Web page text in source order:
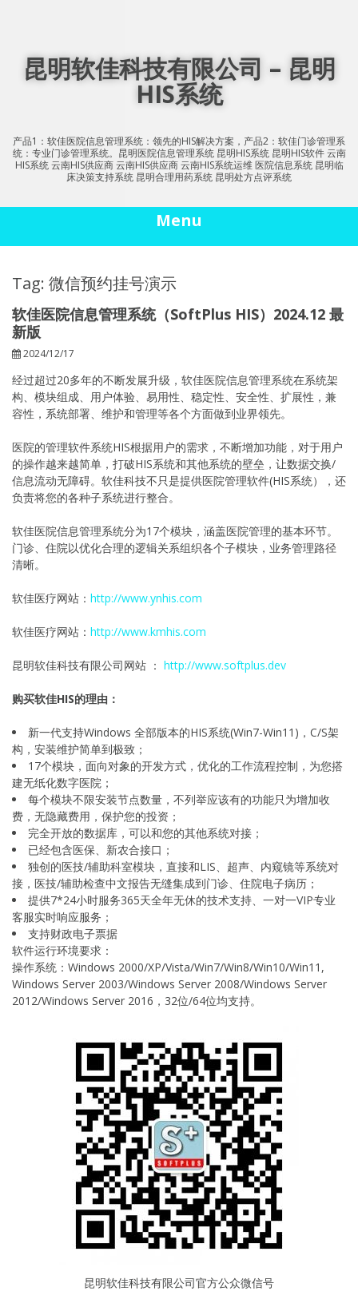
昆明软佳科技有限公司 – 昆明
HIS系统
产品1：软佳医院信息管理系统：领先的HIS解决方案，产品2：软佳门诊管理系
统：专业门诊管理系统。昆明医院信息管理系统 昆明HIS系统 昆明HIS软件 云南
HIS系统 云南HIS供应商 云南HIS供应商 云南HIS系统运维 医院信息系统 昆明临
床决策支持系统 昆明合理用药系统 昆明处方点评系统
Menu
Tag: 微信预约挂号演示
软佳医院信息管理系统（SoftPlus HIS）2024.12 最
新版
2024/12/17
经过超过20多年的不断发展升级，软佳医院信息管理系统在系统架
构、模块组成、用户体验、易用性、稳定性、安全性、扩展性，兼
容性，系统部署、维护和管理等各个方面做到业界领先。
医院的管理软件系统HIS根据用户的需求，不断增加功能，对于用户
的操作越来越简单，打破HIS系统和其他系统的壁垒，让数据交换/
信息流动无障碍。软佳科技不只是提供医院管理软件(HIS系统），还
负责将您的各种子系统进行整合。
软佳医院信息管理系统分为17个模块，涵盖医院管理的基本环节。
门诊、住院以优化合理的逻辑关系组织各个子模块，业务管理路径
清晰。
软佳医疗网站： http://www.ynhis.com
软佳医疗网站： http://www.kmhis.com
昆明软佳科技有限公司网站 ： http://www.softplus.dev
购买软佳HIS的理由：
新一代支持Windows 全部版本的HIS系统(Win7-Win11)，C/S架
构，安装维护简单到极致；
17个模块，面向对象的开发方式，优化的工作流程控制，为您搭
建无纸化数字医院；
每个模块不限安装节点数量，不列举应该有的功能只为增加收
费，无隐藏费用，保护您的投资；
完全开放的数据库，可以和您的其他系统对接；
已经包含医保、新农合接口；
独创的医技/辅助科室模块，直接和LIS、超声、内窥镜等系统对
接，医技/辅助检查中文报告无缝集成到门诊、住院电子病历；
提供7*24小时服务365天全年无休的技术支持、一对一VIP专业
客服实时响应服务；
支持财政电子票据
软件运行环境要求：
操作系统：Windows 2000/XP/Vista/Win7/Win8/Win10/Win11,
Windows Server 2003/Windows Server 2008/Windows Server
2012/Windows Server 2016，32位/64位均支持。
昆明软佳科技有限公司官方公众微信号